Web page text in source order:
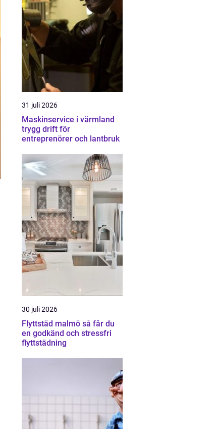
31 juli 2026
Maskinservice i värmland
trygg drift för
entreprenörer och lantbruk
30 juli 2026
Flyttstäd malmö så får du
en godkänd och stressfri
flyttstädning